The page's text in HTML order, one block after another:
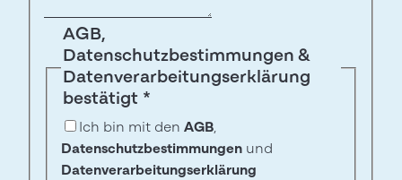
AGB,
Datenschutzbestimmungen &
Datenverarbeitungserklärung
bestätigt *
Ich bin mit den AGB,
Datenschutzbestimmungen und
Datenverarbeitungserklärung